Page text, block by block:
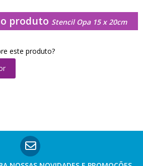
produto Stencil Opa 15 x 20cm
este produto?